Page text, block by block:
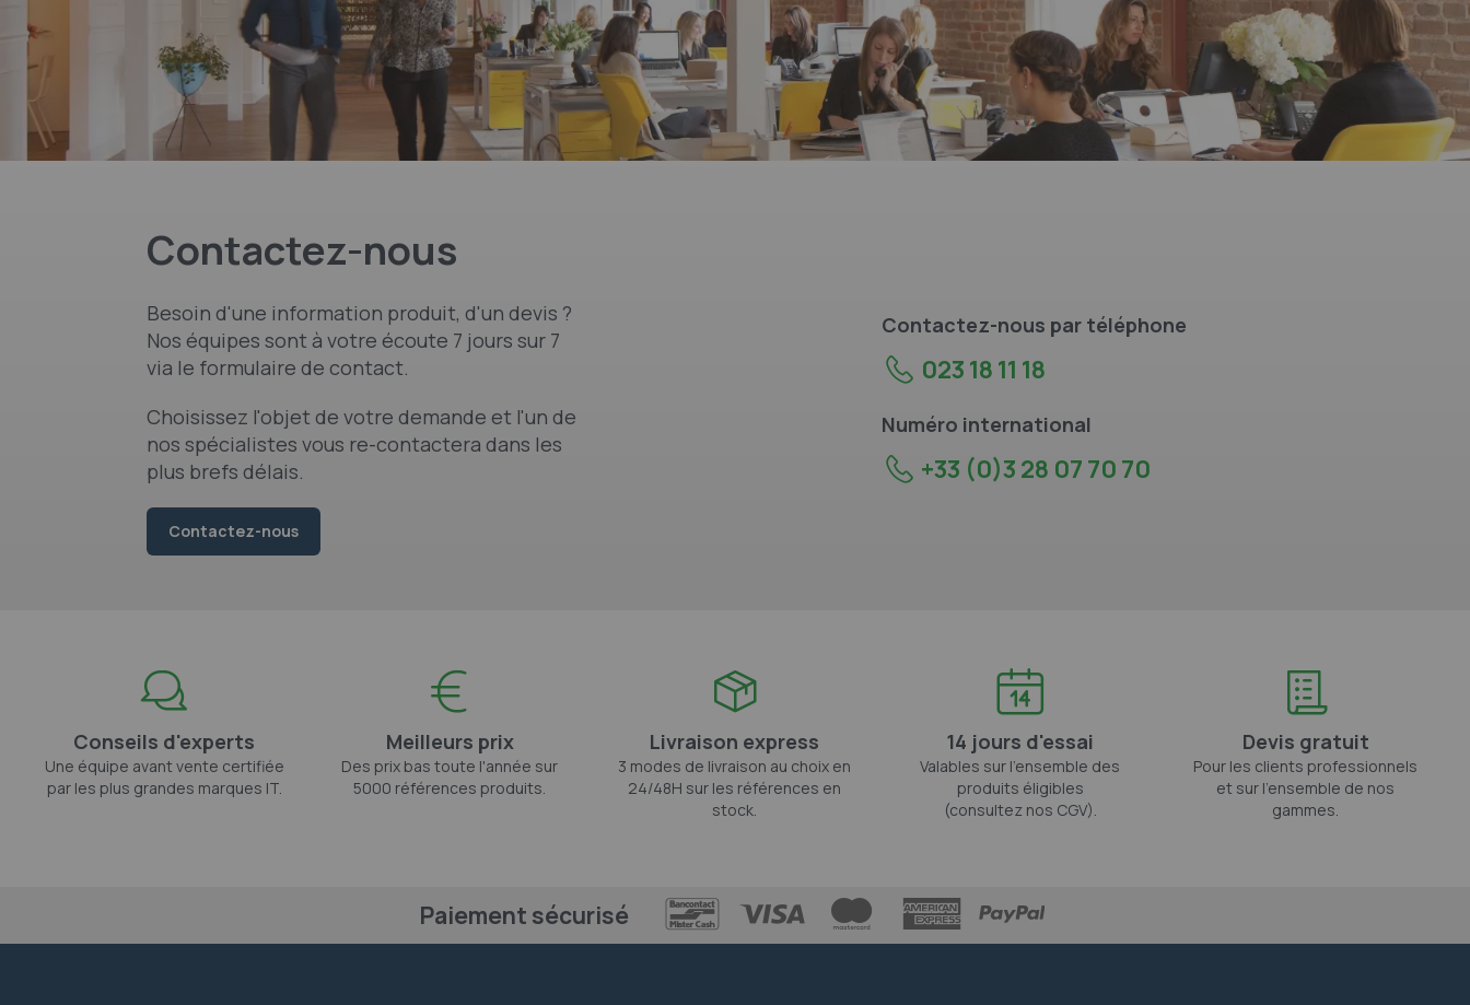
Contactez-nous
Besoin d'une information produit, d'un devis ?
Nos équipes sont à votre écoute 7 jours sur 7
via le formulaire de contact.
Choisissez l'objet de votre demande et l'un de
nos spécialistes vous re-contactera dans les
plus brefs délais.
Contactez-nous
Contactez-nous par téléphone
023 18 11 18
Numéro international
+33 (0)3 28 07 70 70
Conseils d'experts
Une équipe avant vente certifiée
par les plus grandes marques IT.
Meilleurs prix
Des prix bas toute l'année sur
5000 références produits.
Livraison express
3 modes de livraison au choix en
24/48H sur les références en
stock.
14 jours d'essai
Valables sur l'ensemble des
produits éligibles
(consultez nos CGV).
Devis gratuit
Pour les clients professionnels
et sur l'ensemble de nos
gammes.
Paiement sécurisé